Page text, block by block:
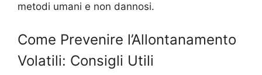
metodi umani e non dannosi.
Come Prevenire l’Allontanamento
Volatili: Consigli Utili